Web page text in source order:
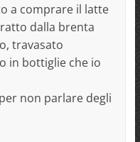
a comprare il latte
dalla brenta
travasato
in bottiglie che io
non parlare degli